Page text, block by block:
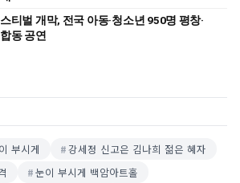
티벌 개막, 전국 아동·청소년 950명 평창·
동 공연
부시게
강세정 신고은 김나희 젊은 혜자
눈이 부시게 백암아트홀